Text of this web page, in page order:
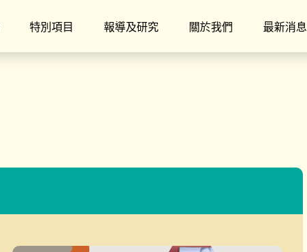
特別項目 報導及研究 關於我們 最新消息